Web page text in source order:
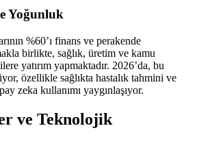
Yoğunluk
%60’ı finans ve perakende
birlikte, sağlık, üretim ve kamu
yatırım yapmaktadır. 2026’da, bu
özellikle sağlıkta hastalık tahmini ve
zeka kullanımı yaygınlaşıyor.
ve Teknolojik